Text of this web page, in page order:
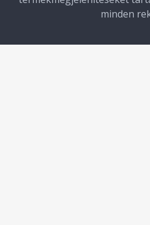
minden